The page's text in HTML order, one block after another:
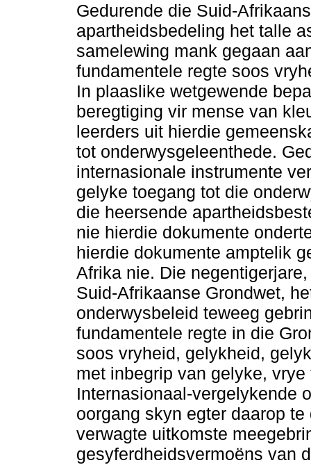
Gedurende die Suid-
apartheidsbedeling het talle
samelewing mank gegaan
fundamentele regte soos
In plaaslike wetgewende
beregtiging vir mense van
leerders uit hierdie
tot onderwysgeleenthede.
internasionale instrumente
gelyke toegang tot die
die heersende
nie hierdie dokumente
hierdie dokumente amptelik
Afrika nie. Die
Suid-Afrikaanse Grondwet,
onderwysbeleid teweeg
fundamentele regte in die
soos vryheid, gelykheid,
met inbegrip van gelyke,
Internasionaal-vergelykende
oorgang skyn egter daarop
verwagte uitkomste
gesyferdheidsvermoëns van